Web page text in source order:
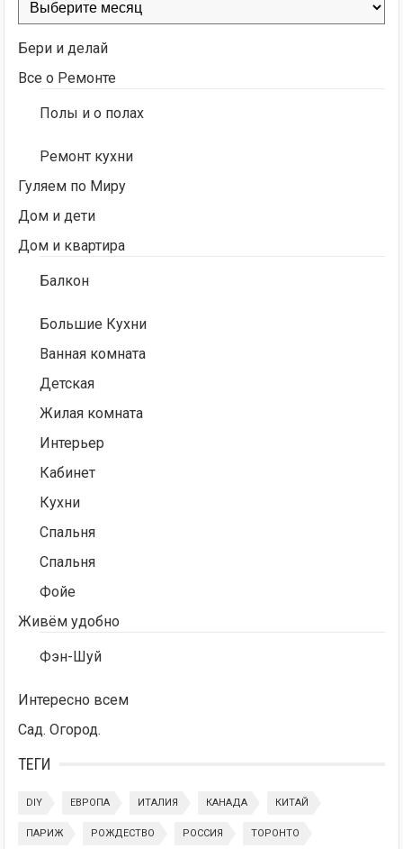
Бери и делай
Все о Ремонте
Полы и о полах
Ремонт кухни
Гуляем по Миру
Дом и дети
Дом и квартира
Балкон
Большие Кухни
Ванная комната
Детская
Жилая комната
Интерьер
Кабинет
Кухни
Спальня
Спальня
Фойе
Живём удобно
Фэн-Шуй
Интересно всем
Сад. Огород.
ТЕГИ
DIY ЕВРОПА ИТАЛИЯ КАНАДА КИТАЙ
ПАРИЖ РОЖДЕСТВО РОССИЯ ТОРОНТО